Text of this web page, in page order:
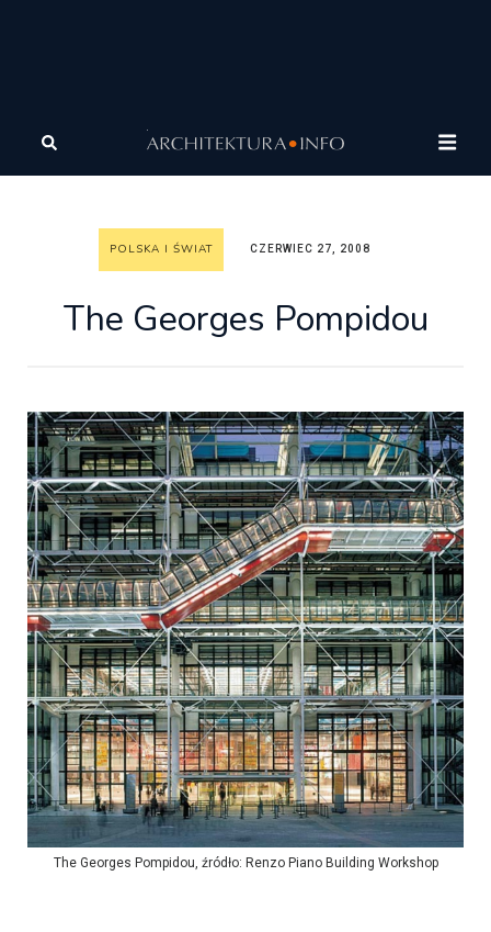
Architektura
Georges Pompidou
POLSKA I ŚWIAT CZERWIEC 27, 2008
The Georges Pompidou
The Georges Pompidou, źródło: Renzo Piano Building Workshop